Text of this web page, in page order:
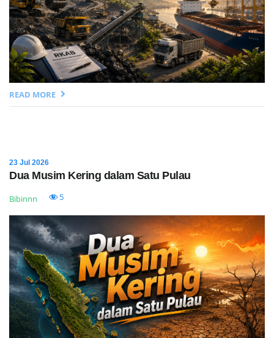
READ MORE
23 Jul 2026
Dua Musim Kering dalam Satu Pulau
Bibinnn 5